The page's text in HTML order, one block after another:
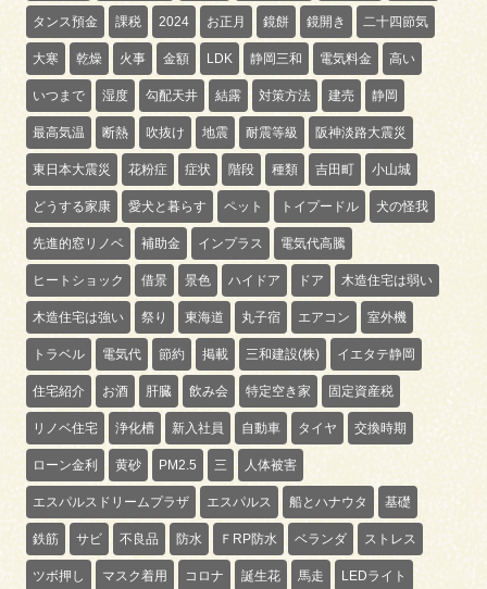
タンス預金 課税 2024 お正月 鏡餅 鏡開き 二十四節気
大寒 乾燥 火事 金額 LDK 静岡三和 電気料金 高い
いつまで 湿度 勾配天井 結露 対策方法 建売 静岡
最高気温 断熱 吹抜け 地震 耐震等級 阪神淡路大震災
東日本大震災 花粉症 症状 階段 種類 吉田町 小山城
どうする家康 愛犬と暮らす ペット トイプードル 犬の怪我
先進的窓リノベ 補助金 インプラス 電気代高騰
ヒートショック 借景 景色 ハイドア ドア 木造住宅は弱い
木造住宅は強い 祭り 東海道 丸子宿 エアコン 室外機
トラベル 電気代 節約 掲載 三和建設(株) イエタテ静岡
住宅紹介 お酒 肝臓 飲み会 特定空き家 固定資産税
リノベ住宅 浄化槽 新入社員 自動車 タイヤ 交換時期
ローン金利 黄砂 PM2.5 三 人体被害
エスパルスドリームプラザ エスパルス 船とハナウタ 基礎
鉄筋 サビ 不良品 防水 ＦRP防水 ベランダ ストレス
ツボ押し マスク着用 コロナ 誕生花 馬走 LEDライト